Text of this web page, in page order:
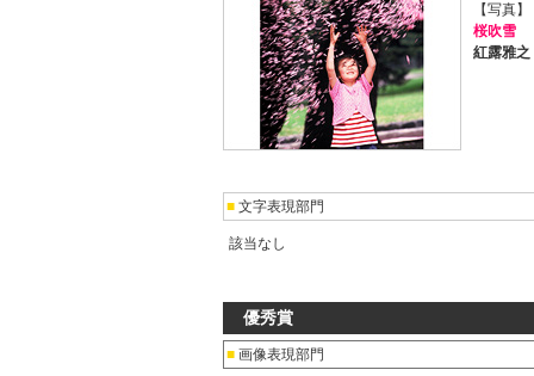
【写真】
桜吹雪
紅露雅之
■ 文字表現部門
該当なし
優秀賞
■ 画像表現部門